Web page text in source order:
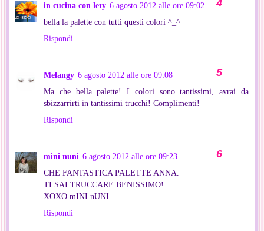
in cucina con lety 6 agosto 2012 alle ore 09:02
bella la palette con tutti questi colori ^_^
Rispondi
Melangy 6 agosto 2012 alle ore 09:08
Ma che bella palette! I colori sono tantissimi, avrai da
sbizzarrirti in tantissimi trucchi! Complimenti!
Rispondi
mini nuni 6 agosto 2012 alle ore 09:23
CHE FANTASTICA PALETTE ANNA.
TI SAI TRUCCARE BENISSIMO!
XOXO mINI nUNI
Rispondi